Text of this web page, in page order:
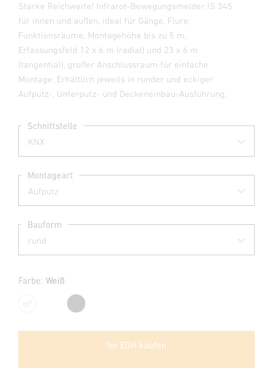
Starke Reichweite! Infrarot-Bewegungsmelder IS 345
für innen und außen, ideal für Gänge, Flure,
Funktionsräume, Montagehöhe bis zu 5 m,
Erfassungsfeld 12 x 6 m (radial) und 23 x 6 m
(tangential), großer Anschlussraum für einfache
Montage. Erhältlich jeweils in runder und eckiger
Aufputz-, Unterputz- und Deckeneinbau-Ausführung.
Schnittstelle
Montageart
Bauform
Farbe: Weiß
Weiß Schwarz
Im EGH kaufen